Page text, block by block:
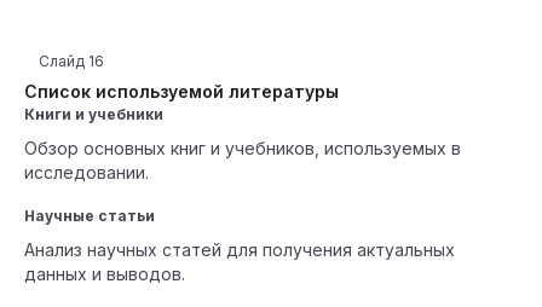
Список используемой литературы
Слайд 16
Книги и учебники
Обзор основных книг и учебников, используемых в
исследовании.
Научные статьи
Анализ научных статей для получения актуальных
данных и выводов.